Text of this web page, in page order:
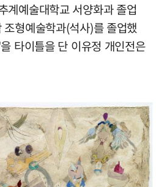
계예술대학교 서양화과 졸업
형예술학과(석사)를 졸업했
타이틀을 단 이유정 개인전은